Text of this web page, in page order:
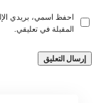
احفظ اسمي، بريدي
المقبلة في تعليقي.